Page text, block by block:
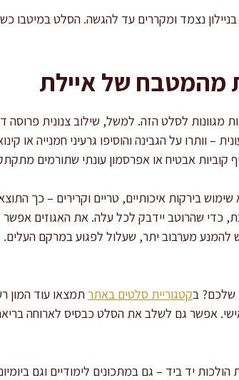
נצמד ומקררים עד להגשה. הסלט במיטבו
מהמטבח של איילת
מגוונות לסלט הזה. למשל, שילוב צנונית פרוסה
– וותרו על הגבינה והוסיפו גרעיני חמנייה
קוביות אבטיח או אפרסמון עונתי שתורמים
בירקות איכותיים, טריים וקרירים – כך
כדי שהרוטב יידבק לכל עלה. את האגוזים
להמנע מערבוב יתר, שעלול לפגוע במרקם
שלכם? בקטגוריית סלטים באתר תמצאו עוד המון
אפשר גם לשלב את הסלט כבסיס לארוחה
יד ביד – גם במתכונים לימודיים וגם